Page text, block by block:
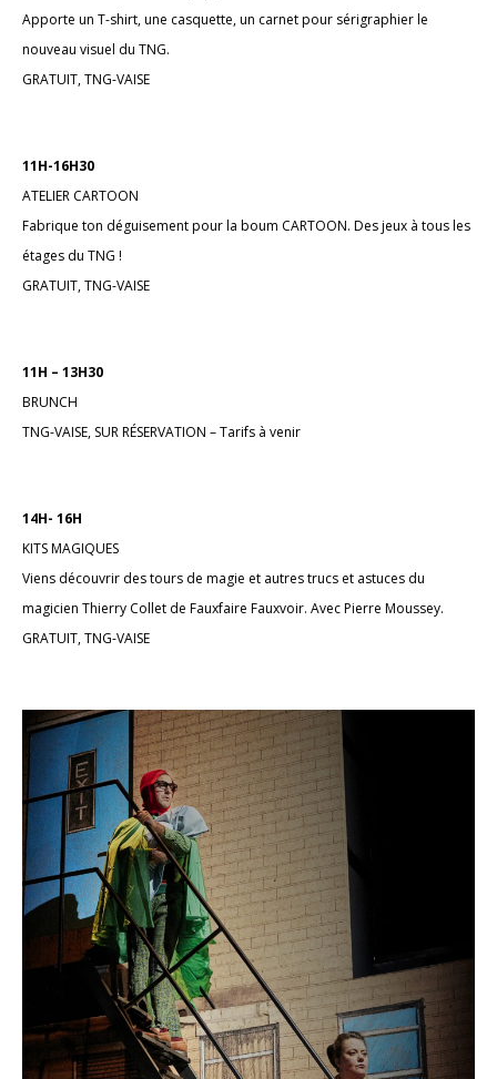
Apporte un T-shirt, une casquette, un carnet pour sérigraphier le
nouveau visuel du TNG.
GRATUIT, TNG-VAISE
11H-16H30
ATELIER CARTOON
Fabrique ton déguisement pour la boum CARTOON. Des jeux à tous les
étages du TNG !
GRATUIT, TNG-VAISE
11H – 13H30
BRUNCH
TNG-VAISE, SUR RÉSERVATION – Tarifs à venir
14H- 16H
KITS MAGIQUES
Viens découvrir des tours de magie et autres trucs et astuces du
magicien Thierry Collet de Fauxfaire Fauxvoir. Avec Pierre Moussey.
GRATUIT, TNG-VAISE